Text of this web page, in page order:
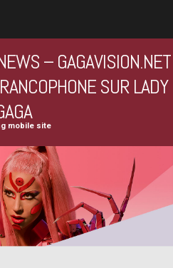
– GAGAVISION.NET
SUR LADY
mobile site